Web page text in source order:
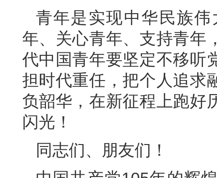
青年是实现中华民族
年、关心青年、支持青年
代中国青年要坚定不移听
担时代重任，把个人追求
负韶华，在新征程上跑好
闪光！
同志们、朋友们！